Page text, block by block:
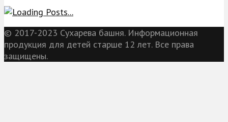
© 2017-2023 Сухарева башня. Информационная
продукция для детей старше 12 лет. Все права
защищены.